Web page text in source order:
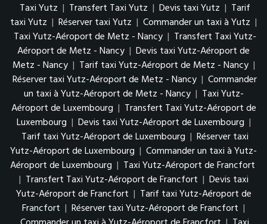
Taxi Yutz | Transfert Taxi Yutz | Devis taxi Yutz | Tarif
taxi Yutz | Réserver taxi Yutz | Commander un taxi à Yutz |
Taxi Yutz-Aéroport de Metz - Nancy | Transfert Taxi Yutz-
Aéroport de Metz - Nancy | Devis taxi Yutz-Aéroport de
Metz - Nancy | Tarif taxi Yutz-Aéroport de Metz - Nancy |
Réserver taxi Yutz-Aéroport de Metz - Nancy | Commander
un taxi à Yutz-Aéroport de Metz - Nancy | Taxi Yutz-
Aéroport de Luxembourg | Transfert Taxi Yutz-Aéroport de
Luxembourg | Devis taxi Yutz-Aéroport de Luxembourg |
Tarif taxi Yutz-Aéroport de Luxembourg | Réserver taxi
Yutz-Aéroport de Luxembourg | Commander un taxi à Yutz-
Aéroport de Luxembourg | Taxi Yutz-Aéroport de Francfort
| Transfert Taxi Yutz-Aéroport de Francfort | Devis taxi
Yutz-Aéroport de Francfort | Tarif taxi Yutz-Aéroport de
Francfort | Réserver taxi Yutz-Aéroport de Francfort |